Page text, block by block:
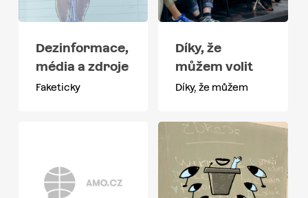
Dezinformace,
média a zdroje
Faketicky
Díky, že
můžem volit
Díky, že můžem